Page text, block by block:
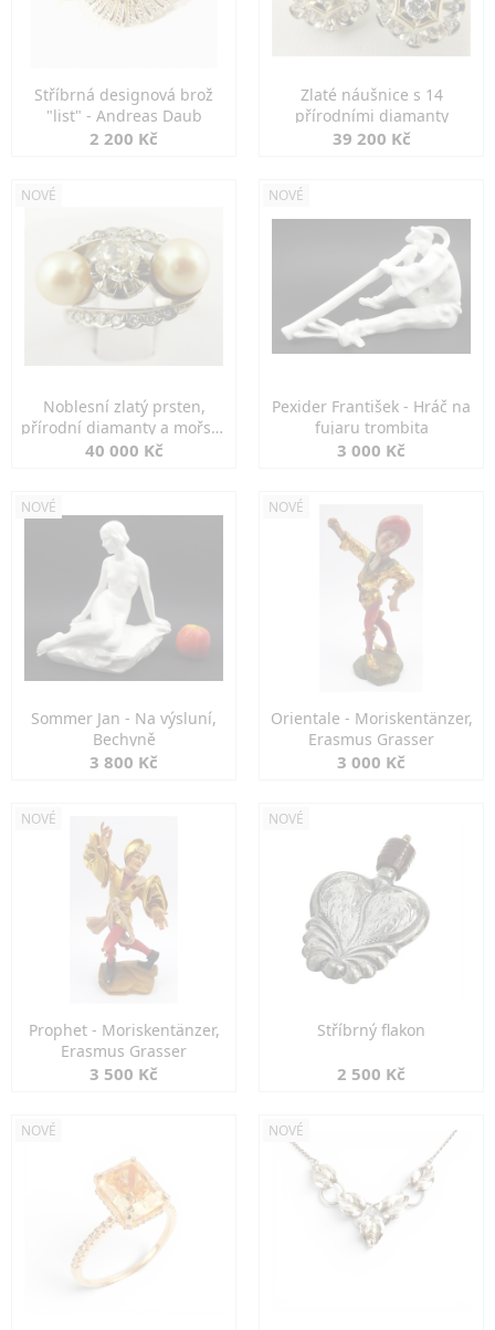
Stříbrná designová brož
"list" - Andreas Daub
2 200 Kč
Zlaté náušnice s 14
přírodními diamanty
39 200 Kč
NOVÉ
Noblesní zlatý prsten,
přírodní diamanty a mořské
perly
40 000 Kč
NOVÉ
Pexider František - Hráč na
fujaru trombita
3 000 Kč
NOVÉ
Sommer Jan - Na výsluní,
Bechyně
3 800 Kč
NOVÉ
Orientale - Moriskentänzer,
Erasmus Grasser
3 000 Kč
NOVÉ
Prophet - Moriskentänzer,
Erasmus Grasser
3 500 Kč
NOVÉ
Stříbrný flakon
2 500 Kč
NOVÉ NOVÉ